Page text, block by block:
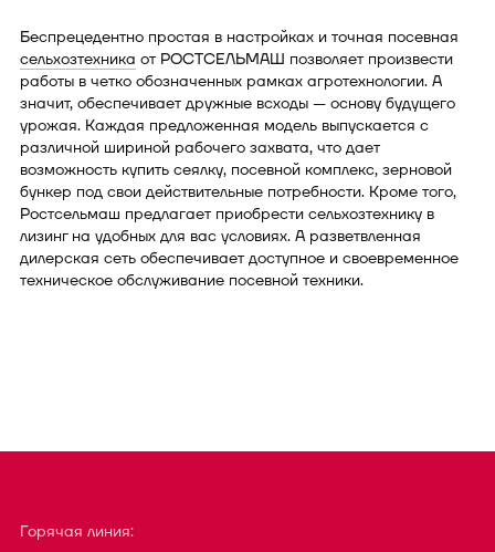
Беспрецедентно простая в настройках и точная посевная
сельхозтехника от РОСТСЕЛЬМАШ позволяет произвести
работы в четко обозначенных рамках агротехнологии. А
значит, обеспечивает дружные всходы — основу будущего
урожая. Каждая предложенная модель выпускается с
различной шириной рабочего захвата, что дает
возможность купить сеялку, посевной комплекс, зерновой
бункер под свои действительные потребности. Кроме того,
Ростсельмаш предлагает приобрести сельхозтехнику в
лизинг на удобных для вас условиях. А разветвленная
дилерская сеть обеспечивает доступное и своевременное
техническое обслуживание посевной техники.
Горячая линия: